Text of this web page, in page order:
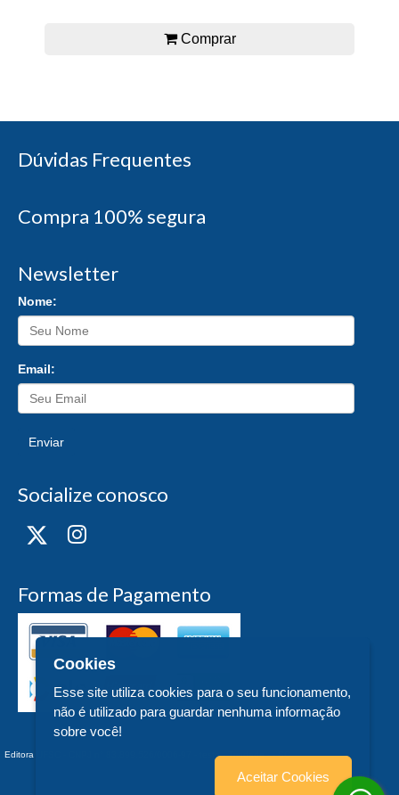
Comprar
Dúvidas Frequentes
Compra 100% segura
Newsletter
Nome:
Email:
Enviar
Socialize conosco
Formas de Pagamento
Editora UFSC - CNPJ n° 83.899.526/0006-97 - teste - Trindade - - SC
Cookies
Esse site utiliza cookies para o seu funcionamento,
não é utilizado para guardar nenhuma informação
sobre você!
Aceitar Cookies